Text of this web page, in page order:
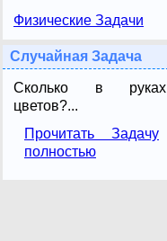
Физические Задачи
Случайная Задача
Сколько в руках
цветов?...
Прочитать Задачу
полностью